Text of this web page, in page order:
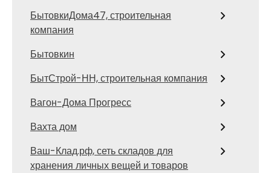
БытовкиДома47, строительная
компания
Бытовкин
БытСтрой-НН, строительная компания
Вагон-Дома Прогресс
Вахта дом
Ваш-Клад.рф, сеть складов для
хранения личных вещей и товаров